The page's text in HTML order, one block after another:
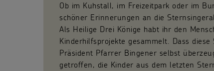
Ob im Kuhstall, im Freizeitpark oder im
schöner Erinnerungen an die
Als Heilige Drei Könige habt ihr den
Kinderhilfsprojekte gesammelt. Dass
Präsident Pfarrer Bingener selbst
getroffen, die Kinder aus dem letzten